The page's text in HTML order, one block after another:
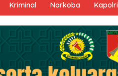
Kriminal Narkoba Kapolri